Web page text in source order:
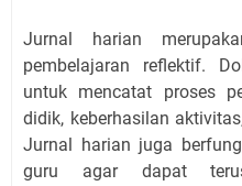
Jurnal harian
pembelajaran reflektif.
untuk mencatat proses
didik, keberhasilan
Jurnal harian juga
guru agar dapat